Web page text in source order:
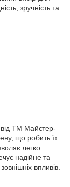
зручність та
від ТМ Майстер-
що робить їх
легко
надійне та
впливів.